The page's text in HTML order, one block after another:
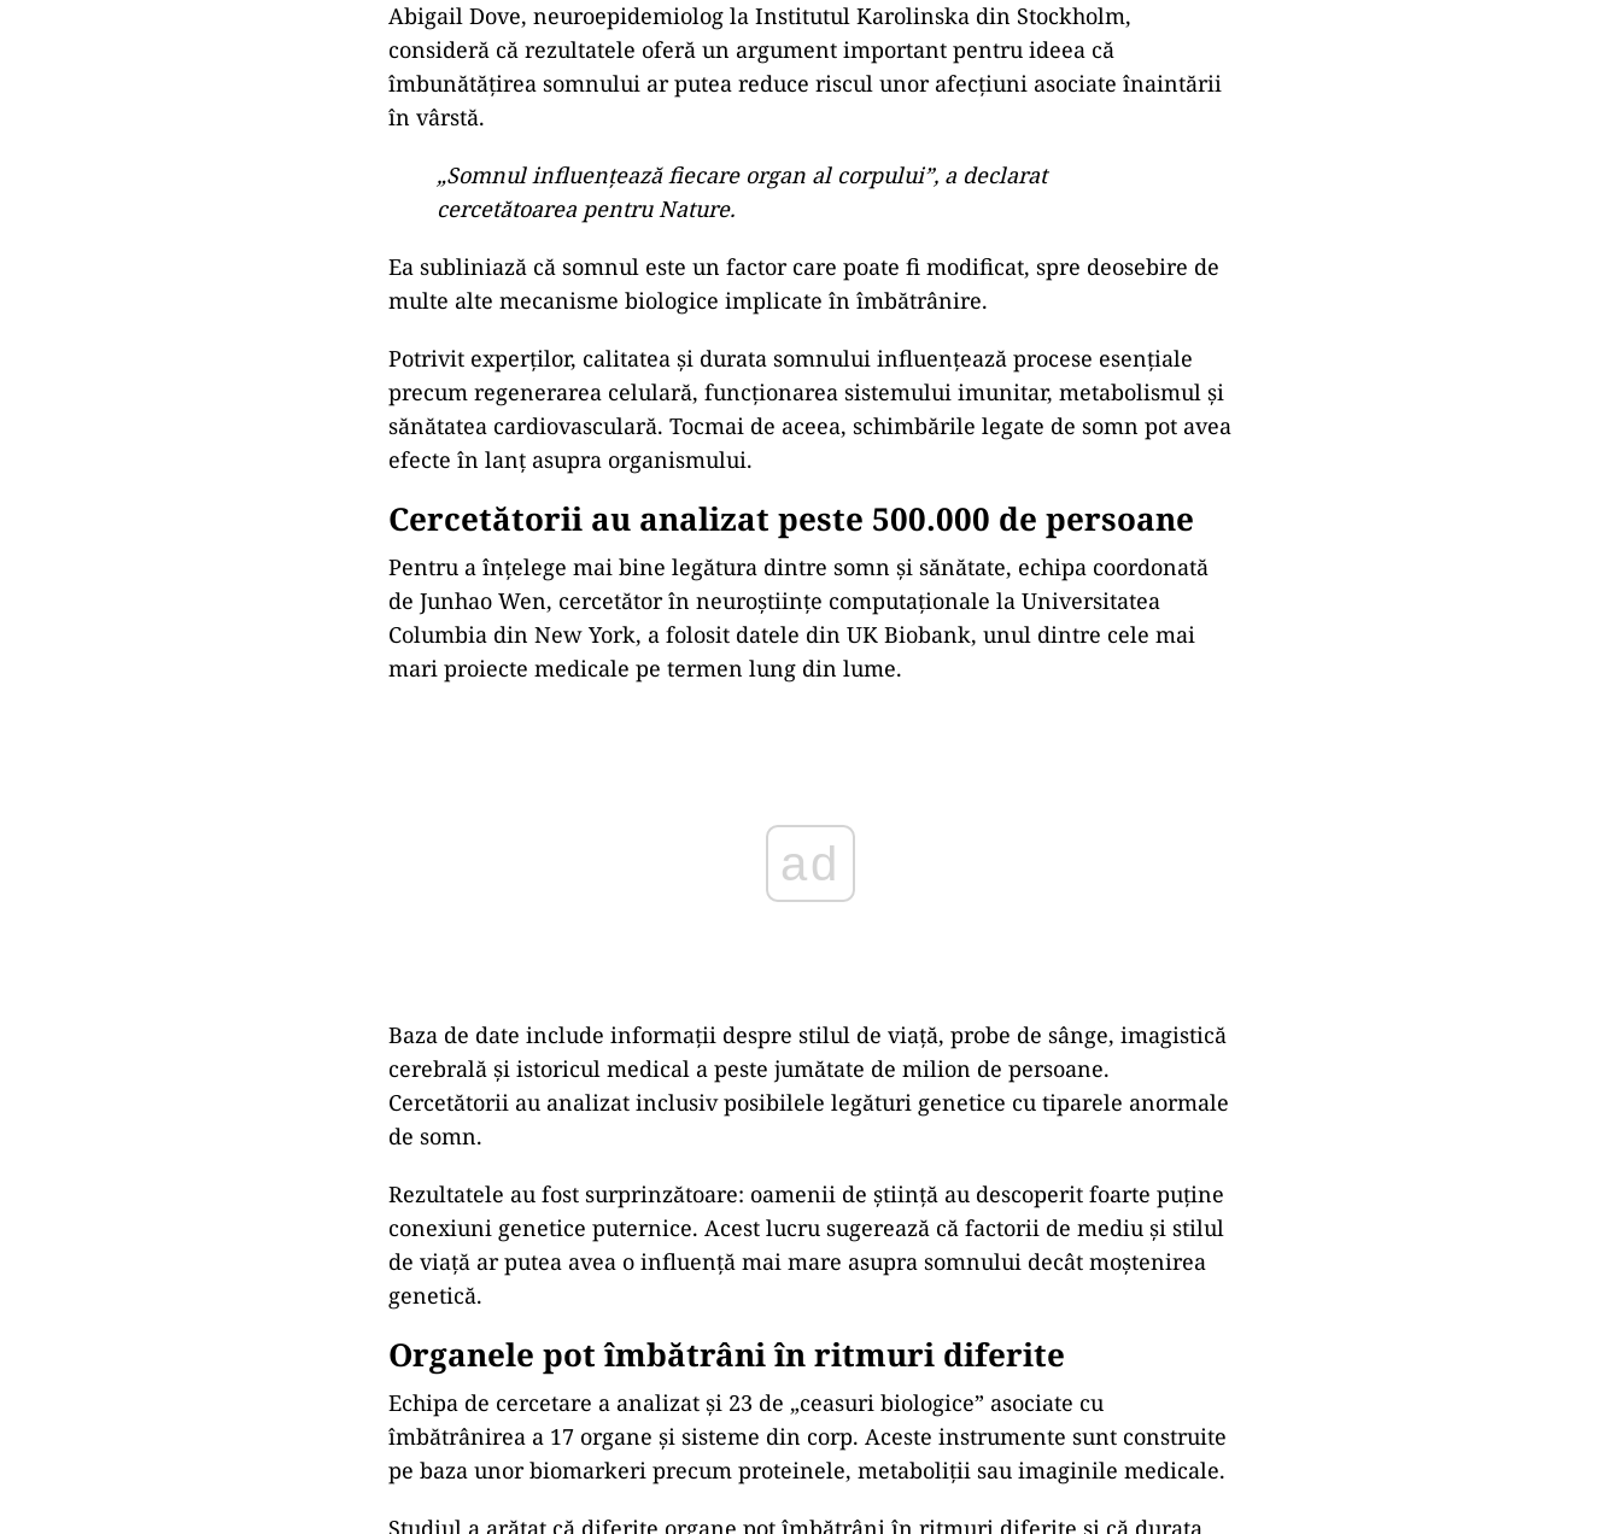
Abigail Dove, neuroepidemiolog la Institutul Karolinska din Stockholm,
consideră că rezultatele oferă un argument important pentru ideea că
îmbunătățirea somnului ar putea reduce riscul unor afecțiuni asociate înaintării
în vârstă.
„Somnul influențează fiecare organ al corpului”, a declarat
cercetătoarea pentru Nature.
Ea subliniază că somnul este un factor care poate fi modificat, spre deosebire de
multe alte mecanisme biologice implicate în îmbătrânire.
Potrivit experților, calitatea și durata somnului influențează procese esențiale
precum regenerarea celulară, funcționarea sistemului imunitar, metabolismul și
sănătatea cardiovasculară. Tocmai de aceea, schimbările legate de somn pot avea
efecte în lanț asupra organismului.
Cercetătorii au analizat peste 500.000 de persoane
Pentru a înțelege mai bine legătura dintre somn și sănătate, echipa coordonată
de Junhao Wen, cercetător în neuroștiințe computaționale la Universitatea
Columbia din New York, a folosit datele din UK Biobank, unul dintre cele mai
mari proiecte medicale pe termen lung din lume.
ad
Baza de date include informații despre stilul de viață, probe de sânge, imagistică
cerebrală și istoricul medical a peste jumătate de milion de persoane.
Cercetătorii au analizat inclusiv posibilele legături genetice cu tiparele anormale
de somn.
Rezultatele au fost surprinzătoare: oamenii de știință au descoperit foarte puține
conexiuni genetice puternice. Acest lucru sugerează că factorii de mediu și stilul
de viață ar putea avea o influență mai mare asupra somnului decât moștenirea
genetică.
Organele pot îmbătrâni în ritmuri diferite
Echipa de cercetare a analizat și 23 de „ceasuri biologice” asociate cu
îmbătrânirea a 17 organe și sisteme din corp. Aceste instrumente sunt construite
pe baza unor biomarkeri precum proteinele, metaboliții sau imaginile medicale.
Studiul a arătat că diferite organe pot îmbătrâni în ritmuri diferite și că durata